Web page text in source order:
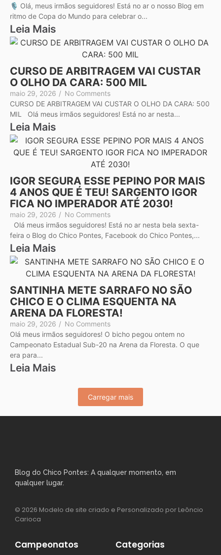
🎙️ Olá, meus irmãos seguidores! Está no ar o nosso Blog em
ritmo de Copa do Mundo para celebrar o...
Leia Mais
CURSO DE ARBITRAGEM VAI CUSTAR
O OLHO DA CARA: 500 MIL
maio 29, 2026 / No Comments
CURSO DE ARBITRAGEM VAI CUSTAR O OLHO DA CARA: 500
MIL Olá meus irmãos seguidores! Está no ar nesta...
Leia Mais
IGOR SEGURA ESSE PEPINO POR MAIS
4 ANOS QUE É TEU! SARGENTO IGOR
FICA NO IMPERADOR ATÉ 2030!
maio 29, 2026 / No Comments
Olá meus irmãos seguidores! Está no ar nesta bela sexta-
feira o Blog do Chico Pontes, Facebook do Chico Pontes,...
Leia Mais
SANTINHA METE SARRAFO NO SÃO
CHICO E O CLIMA ESQUENTA NA
ARENA DA FLORESTA!
maio 29, 2026 / No Comments
Olá meus irmãos seguidores! O bicho pegou ontem no
Campeonato Estadual Sub-20 na Arena da Floresta. O que
era para...
Leia Mais
Carregar mais
Blog do Chico Pontes: A qualquer momento, em
qualquer lugar.
© 2026 Modelo de site criado e Personalizado por Leôncio
Carioca
Campeonatos Categorias